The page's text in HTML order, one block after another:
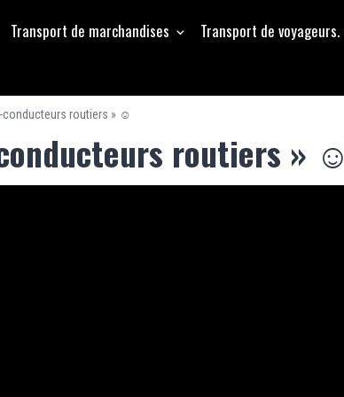
Transport de marchandises Transport de voyageurs.
conducteurs routiers » ☺
routiers » ☺